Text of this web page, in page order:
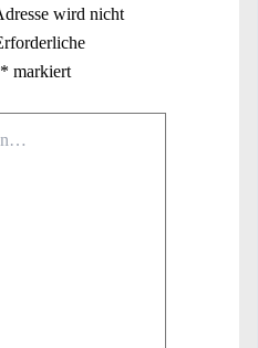
wird nicht
* markiert